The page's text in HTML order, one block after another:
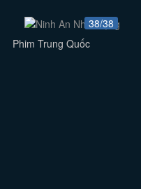
38/38
Phim Trung Quốc